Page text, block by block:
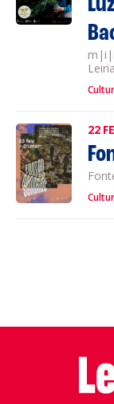
Leiria
22